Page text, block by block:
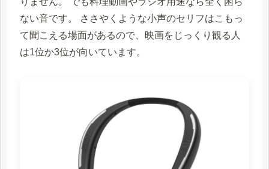
ない音です。 ささやくような小声のセリフはこもっ
て聞こえる場面があるので、映画をじっくり観る人
は1位か3位が向いています。